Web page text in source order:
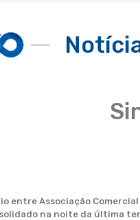
entre Associação
na noite da última